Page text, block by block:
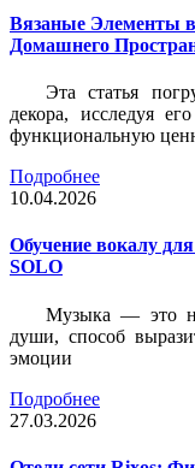
Вязаные Элементы
Домашнего
Эта статья
декора, исследуя
функциональную
Подробнее
10.04.2026
Обучение вокалу
SOLO
Музыка — это
души, способ
эмоции
Подробнее
27.03.2026